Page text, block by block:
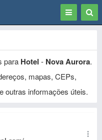
Toggle
para Hotel - Nova Aurora.
mapas, CEPs,
outras informações úteis.